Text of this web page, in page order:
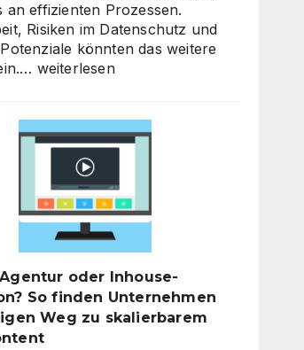
an effizienten Prozessen.
Risiken im Datenschutz und
könnten das weitere
KI-
Mittelstand:
Warum
jetzt
der
richtige
Zeitpunkt
eine
unternehmensweite
KI-
Roadmap
weiterlesen
oder Inhouse-
So finden Unternehmen
Weg zu skalierbarem